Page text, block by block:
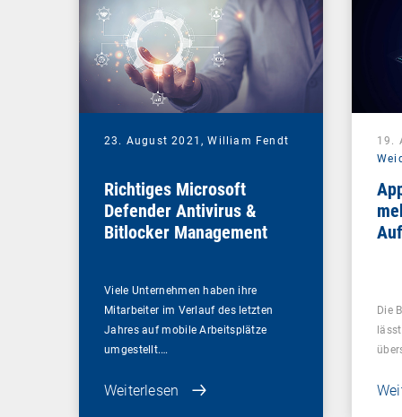
23. August 2021,William Fendt
Richtiges Microsoft
Defender Antivirus &
Bitlocker Management
Viele Unternehmen haben ihre
Mitarbeiter im Verlauf des letzten
Jahres auf mobile Arbeitsplätze
umgestellt.…
Weiterlesen
19.
Die